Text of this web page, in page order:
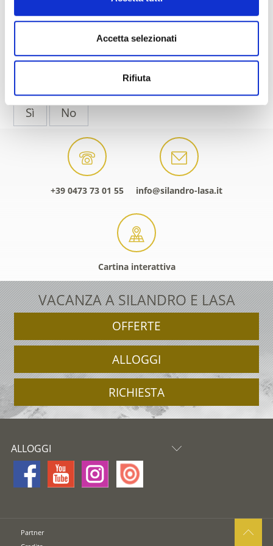
Accetta selezionati
Rifiuta
torna ai top eventi
IL CONTENUTO VI È STATO UTILE?
Sì
No
+39 0473 73 01 55 info@silandro-lasa.it
Cartina interattiva
VACANZA A SILANDRO E LASA
OFFERTE
ALLOGGI
RICHIESTA
ALLOGGI
Partner